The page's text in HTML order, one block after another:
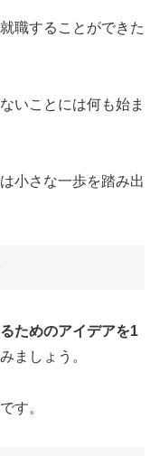
職することができた
いことには何も始ま
小さな一歩を踏み出
ためのアイデアを1
ましょう。
す。